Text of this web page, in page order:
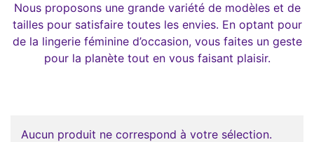
Nous proposons une grande variété de modèles et de
tailles pour satisfaire toutes les envies. En optant pour
de la lingerie féminine d’occasion, vous faites un geste
pour la planète tout en vous faisant plaisir.
Aucun produit ne correspond à votre sélection.